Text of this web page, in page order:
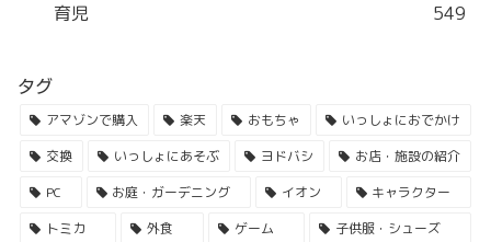
育児 549
タグ
アマゾンで購入 楽天 おもちゃ
いっしょにおでかけ
交換
いっしょにあそぶ ヨドバシ
お店・施設の紹介
PC
お庭・ガーデニング イオン
キャラクター
トミカ
外食 ゲーム
子供服・シューズ